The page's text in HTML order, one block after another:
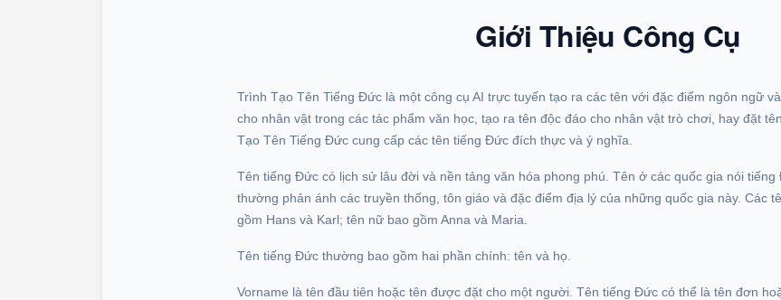
Giới Thiệu Công Cụ
Trình Tạo Tên Tiếng Đức là một công cụ AI trực tuyến tạo ra các tên với đặc điểm ngôn ngữ
cho nhân vật trong các tác phẩm văn học, tạo ra tên độc đáo cho nhân vật trò chơi, hay đặt
Tạo Tên Tiếng Đức cung cấp các tên tiếng Đức đích thực và ý nghĩa.
Tên tiếng Đức có lịch sử lâu đời và nền tảng văn hóa phong phú. Tên ở các quốc gia nói
thường phản ánh các truyền thống, tôn giáo và đặc điểm địa lý của những quốc gia này. Các
gồm Hans và Karl; tên nữ bao gồm Anna và Maria.
Tên tiếng Đức thường bao gồm hai phần chính: tên và họ.
Vorname là tên đầu tiên hoặc tên được đặt cho một người. Tên tiếng Đức có thể là tên đơn